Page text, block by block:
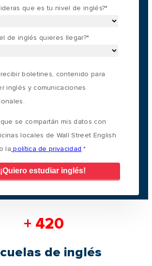
que es tu nivel de inglés?*
de inglés quieres llegar?*
boletines, contenido para
inglés y comunicaciones
se compartán mis datos con
locales de Wall Street English
la política de privacidad.*
+ 420
de inglés